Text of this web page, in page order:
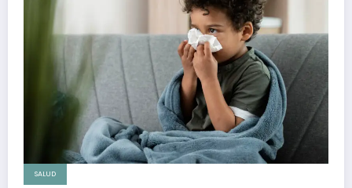
SALUD